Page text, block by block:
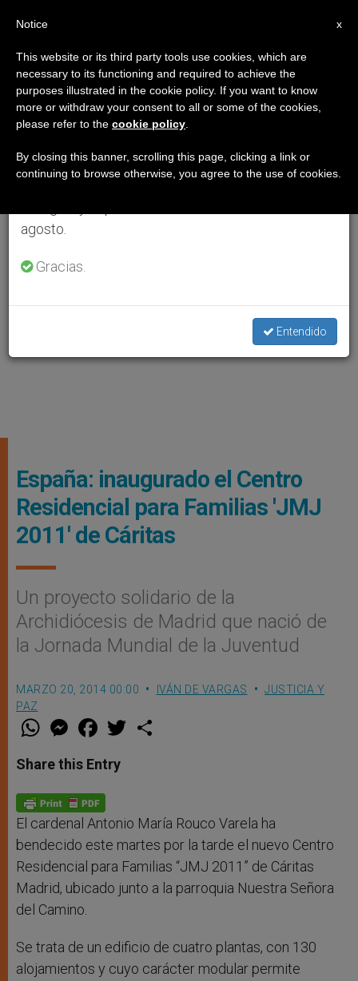
España: inaugurado el Centro
Residencial para Familias 'JMJ
2011' de Cáritas
Un proyecto solidario de la
Archidiócesis de Madrid que nació de
la Jornada Mundial de la Juventud
MARZO 20, 2014 00:00 IVÁN DE VARGAS
JUSTICIA Y
PAZ
W
t
s
p
p
M
e
s
e
g
e
r
F
a
e
b
o
k
w
Share this Entry
El cardenal Antonio María Rouco Varela ha
bendecido este martes por la tarde el nuevo Centro
Residencial para Familias “JMJ 2011” de Cáritas
Madrid, ubicado junto a la parroquia Nuestra Señora
del Camino.
Se trata de un edificio de cuatro plantas, con 130
alojamientos y cuyo carácter modular permite
×
Aviso importante
Del 27 de julio al 7 de agosto haremos la pausa
anual, aprovechando que en el periodo de verano
se generan menos informaciones y también el
agosto.
Gracias.
Entendido
x
Notice
This website or its third party tools use cookies, which are
necessary to its functioning and required to achieve the
purposes illustrated in the cookie policy. If you want to know
more or withdraw your consent to all or some of the cookies,
please refer to the cookie policy
By closing this banner, scrolling this page, clicking a link or
continuing to browse otherwise, you agree to the use of cookies.